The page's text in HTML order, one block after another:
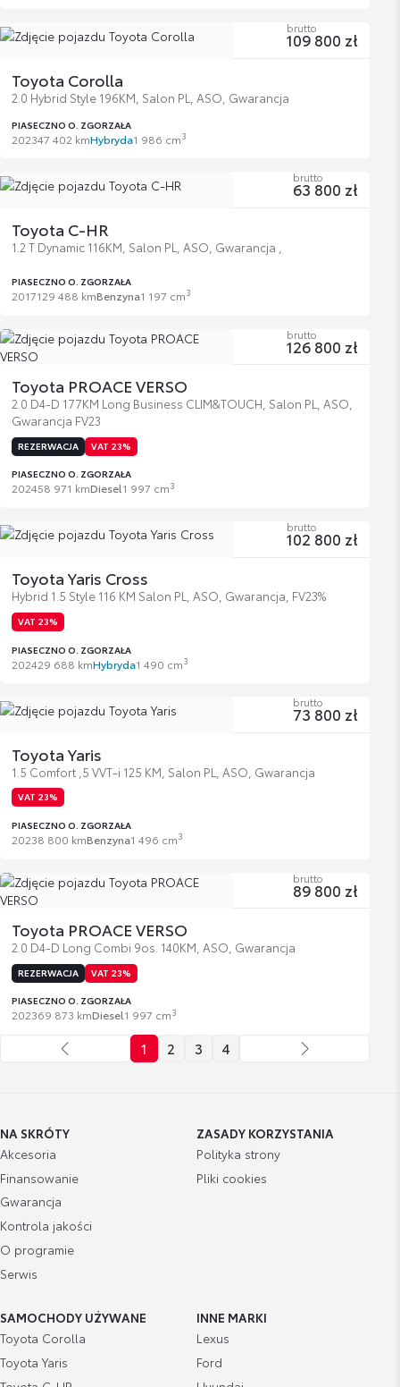
Toyota Corolla
2.0 Hybrid Style 196KM, Salon PL, ASO, Gwarancja
PIASECZNO O. ZGORZAŁA
202347 402 kmHybryda1 986 cm3
brutto
109 800 zł
Toyota C-HR
1.2 T Dynamic 116KM, Salon PL, ASO, Gwarancja ,
PIASECZNO O. ZGORZAŁA
2017129 488 kmBenzyna1 197 cm3
brutto
63 800 zł
Toyota PROACE VERSO
2.0 D4-D 177KM Long Business CLIM&TOUCH, Salon PL, ASO,
Gwarancja FV23
REZERWACJA VAT 23%
PIASECZNO O. ZGORZAŁA
202458 971 kmDiesel1 997 cm3
brutto
126 800 zł
Toyota Yaris Cross
Hybrid 1.5 Style 116 KM Salon PL, ASO, Gwarancja, FV23%
VAT 23%
PIASECZNO O. ZGORZAŁA
202429 688 kmHybryda1 490 cm3
brutto
102 800 zł
Toyota Yaris
1.5 Comfort ,5 VVT-i 125 KM, Salon PL, ASO, Gwarancja
VAT 23%
PIASECZNO O. ZGORZAŁA
20238 800 kmBenzyna1 496 cm3
brutto
73 800 zł
Toyota PROACE VERSO
2.0 D4-D Long Combi 9os. 140KM, ASO, Gwarancja
REZERWACJA VAT 23%
PIASECZNO O. ZGORZAŁA
202369 873 kmDiesel1 997 cm3
brutto
89 800 zł
1 2 3 4
NA SKRÓTY
Akcesoria
Finansowanie
Gwarancja
Kontrola jakości
O programie
Serwis
ZASADY KORZYSTANIA
Polityka strony
Pliki cookies
SAMOCHODY UŻYWANE
Toyota Corolla
Toyota Yaris
INNE MARKI
Lexus
Ford